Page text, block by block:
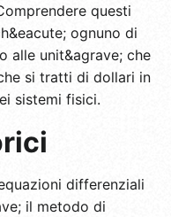
questi
ognuno di
alle unit&agrave; che
si tratti di dollari in
sistemi fisici.
differenziali
il metodo di